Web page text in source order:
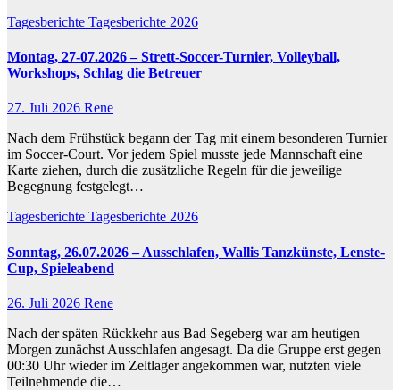
Tagesberichte Tagesberichte 2026
Montag, 27-07.2026 – Strett-Soccer-Turnier, Volleyball,
Workshops, Schlag die Betreuer
27. Juli 2026 Rene
Nach dem Frühstück begann der Tag mit einem besonderen Turnier
im Soccer-Court. Vor jedem Spiel musste jede Mannschaft eine
Karte ziehen, durch die zusätzliche Regeln für die jeweilige
Begegnung festgelegt…
Tagesberichte Tagesberichte 2026
Sonntag, 26.07.2026 – Ausschlafen, Wallis Tanzkünste, Lenste-
Cup, Spieleabend
26. Juli 2026 Rene
Nach der späten Rückkehr aus Bad Segeberg war am heutigen
Morgen zunächst Ausschlafen angesagt. Da die Gruppe erst gegen
00:30 Uhr wieder im Zeltlager angekommen war, nutzten viele
Teilnehmende die…